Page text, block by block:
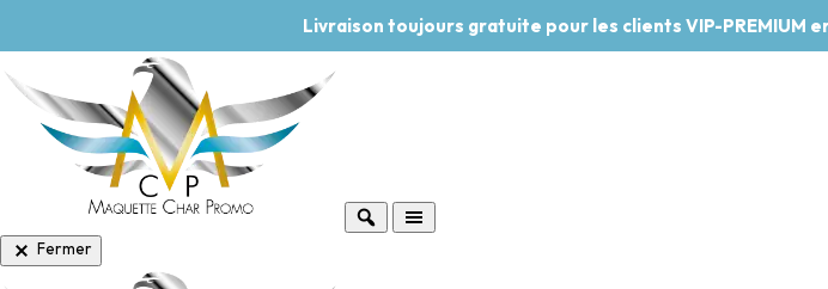
Livraison toujours gratuite pour les clients VIP-PREMIUM
Fermer